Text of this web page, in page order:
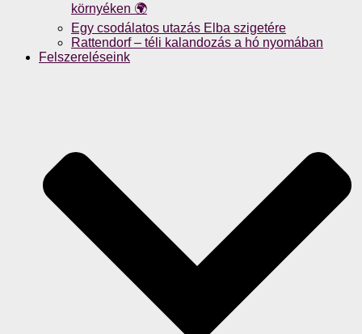
környéken 🌍
Egy csodálatos utazás Elba szigetére
Rattendorf – téli kalandozás a hó nyomában
Felszereléseink